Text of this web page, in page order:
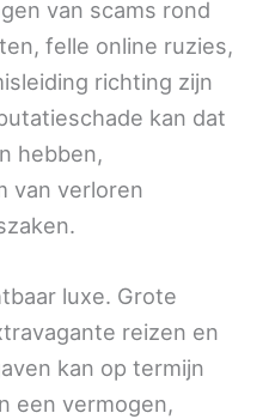
van scams rond
felle online ruzies,
richting zijn
kan dat
hebben,
van verloren
luxe. Grote
reizen en
kan op termijn
een vermogen,